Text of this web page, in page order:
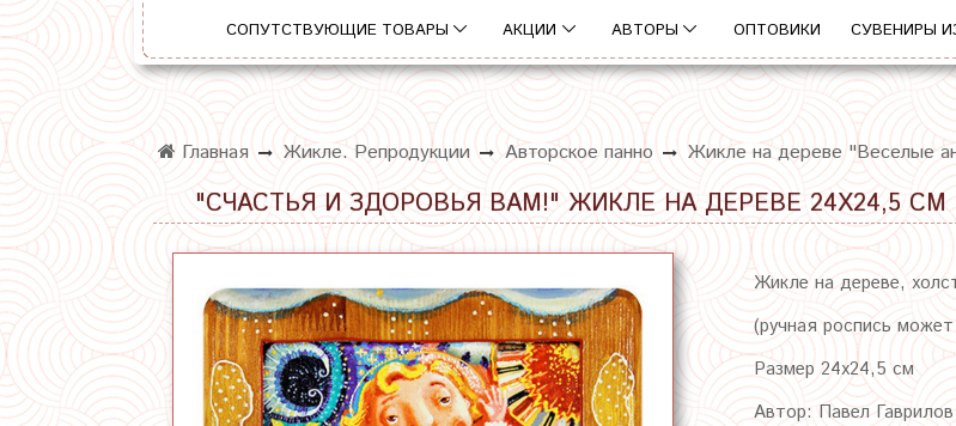
СОПУТСТВУЮЩИЕ ТОВАРЫ
АКЦИИ АВТОРЫ ОПТОВИКИ СУВЕНИРЫ
Главная Жикле. Репродукции Авторское панно Жикле на дереве "Веселые
"СЧАСТЬЯ И ЗДОРОВЬЯ ВАМ!" ЖИКЛЕ НА ДЕРЕВЕ 24Х24,5 СМ
Жикле на дереве,
(ручная роспись
Размер 24х24,5 см
Автор: Павел Гаврилов